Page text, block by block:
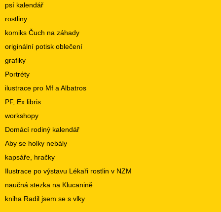
psí kalendář
rostliny
komiks Čuch na záhady
originální potisk oblečení
grafiky
Portréty
ilustrace pro Mf a Albatros
PF, Ex libris
workshopy
Domácí rodiný kalendář
Aby se holky nebály
kapsáře, hračky
Ilustrace po výstavu Lékaři rostlin v NZM
naučná stezka na Klucanině
kniha Radil jsem se s vlky